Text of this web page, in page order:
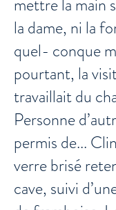
mettre la main
la dame, ni la
quel- conque
pourtant, la
travaillait du
Personne
permis de...
verre brisé
cave, suivi